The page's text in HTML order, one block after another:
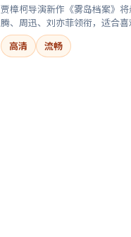
贾樟柯导演新作《雾岛档案》
腾、周迅、刘亦菲领衔，适合喜
高清
流畅